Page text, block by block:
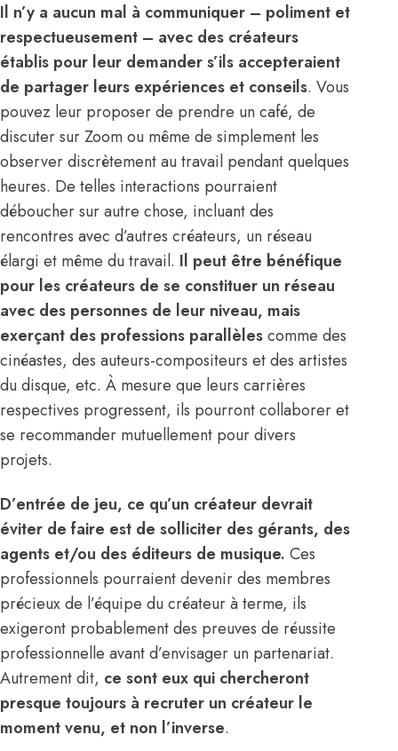
Il n’y a aucun mal à communiquer – poliment et
respectueusement – avec des créateurs
établis pour leur demander s’ils accepteraient
de partager leurs expériences et conseils. Vous
pouvez leur proposer de prendre un café, de
discuter sur Zoom ou même de simplement les
observer discrètement au travail pendant quelques
heures. De telles interactions pourraient
déboucher sur autre chose, incluant des
rencontres avec d’autres créateurs, un réseau
élargi et même du travail. Il peut être bénéfique
pour les créateurs de se constituer un réseau
avec des personnes de leur niveau, mais
exerçant des professions parallèlescomme des
cinéastes, des auteurs-compositeurs et des artistes
du disque, etc. À mesure que leurs carrières
respectives progressent, ils pourront collaborer et
se recommander mutuellement pour divers
projets.
D’entrée de jeu, ce qu’un créateur devrait
éviter de faire est de solliciter des gérants, des
agents et/ou des éditeurs de musique. Ces
professionnels pourraient devenir des membres
précieux de l’équipe du créateur à terme, ils
exigeront probablement des preuves de réussite
professionnelle avant d’envisager un partenariat.
Autrement dit, ce sont eux qui chercheront
presque toujours à recruter un créateur le
moment venu, et non l’inverse.